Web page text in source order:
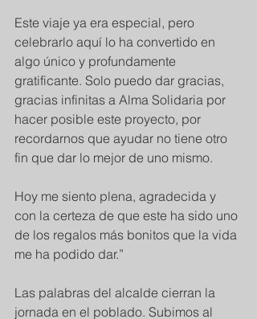
Este viaje ya era especial, pero
celebrarlo aquí lo ha convertido en
algo único y profundamente
gratificante. Solo puedo dar gracias,
gracias infinitas a Alma Solidaria por
hacer posible este proyecto, por
recordarnos que ayudar no tiene otro
fin que dar lo mejor de uno mismo.
Hoy me siento plena, agradecida y
con la certeza de que este ha sido uno
de los regalos más bonitos que la vida
me ha podido dar.”
Las palabras del alcalde cierran la
jornada en el poblado. Subimos al